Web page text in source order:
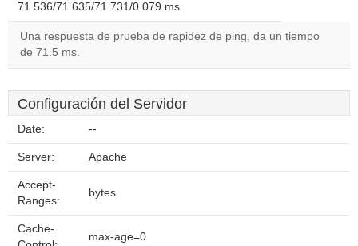
71.536/71.635/71.731/0.079 ms
Una respuesta de prueba de rapidez de ping, da un tiempo
de 71.5 ms.
Configuración del Servidor
Date: --
Server: Apache
Accept-
Ranges:
bytes
Cache-
max-age=0